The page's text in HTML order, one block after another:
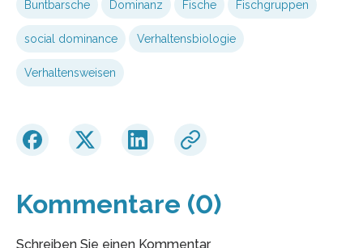
Buntbarsche Dominanz Fische Fischgruppen
social dominance Verhaltensbiologie
Verhaltensweisen
Kommentare (0)
Schreiben Sie einen Kommentar